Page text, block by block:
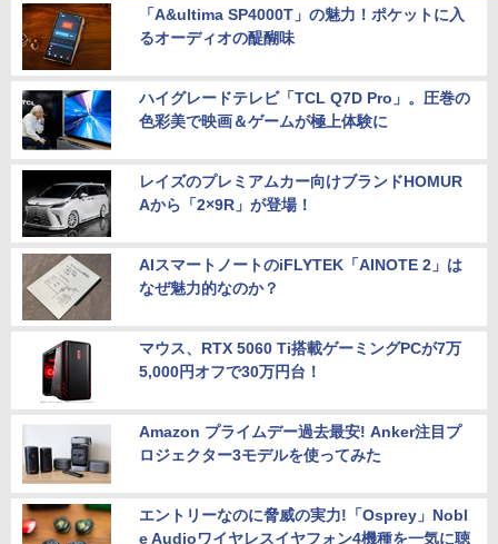
「A&ultima SP4000T」の魅力！ポケットに入
るオーディオの醍醐味
ハイグレードテレビ「TCL Q7D Pro」。圧巻の
色彩美で映画＆ゲームが極上体験に
レイズのプレミアムカー向けブランドHOMUR
Aから「2×9R」が登場！
AIスマートノートのiFLYTEK「AINOTE 2」は
なぜ魅力的なのか？
マウス、RTX 5060 Ti搭載ゲーミングPCが7万
5,000円オフで30万円台！
Amazon プライムデー過去最安! Anker注目プ
ロジェクター3モデルを使ってみた
エントリーなのに脅威の実力!「Osprey」Nobl
e Audioワイヤレスイヤフォン4機種を一気に聴